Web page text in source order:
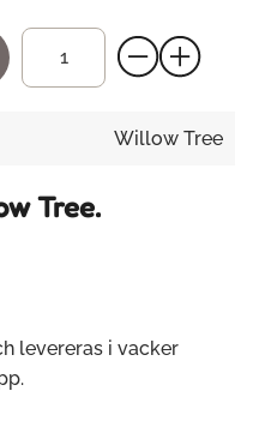
Willow Tree
Tree.
levereras i vacker